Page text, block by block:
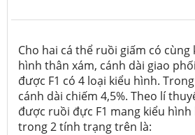
Cho hai cá thể ruồi giấm có cùng
hình thân xám, cánh dài giao
được F1 có 4 loại kiểu hình.
cánh dài chiếm 4,5%. Theo lí
được ruồi đực F1 mang kiểu hình
trong 2 tính trạng trên là: